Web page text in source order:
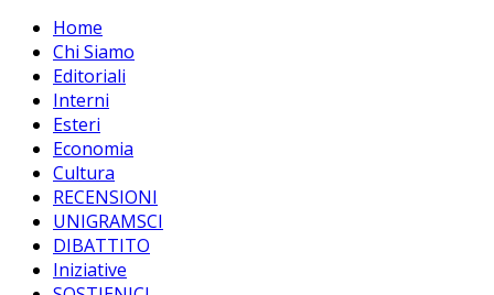
Home
Chi Siamo
Editoriali
Interni
Esteri
Economia
Cultura
RECENSIONI
UNIGRAMSCI
DIBATTITO
Iniziative